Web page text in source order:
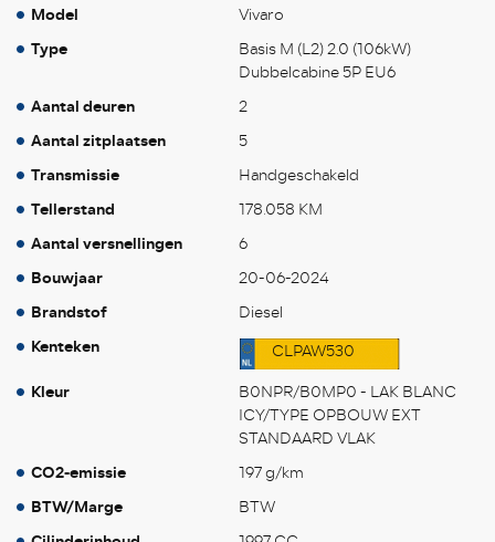
Model Vivaro
Type
Basis M (L2) 2.0 (106kW)
Dubbelcabine 5P EU6
Aantal deuren 2
Aantal zitplaatsen 5
Transmissie Handgeschakeld
Tellerstand 178.058 KM
Aantal versnellingen 6
Bouwjaar 20-06-2024
Brandstof Diesel
Kenteken CLPAW530
Kleur
B0NPR/B0MP0 - LAK BLANC
ICY/TYPE OPBOUW EXT
STANDAARD VLAK
CO2-emissie 197 g/km
BTW/Marge BTW